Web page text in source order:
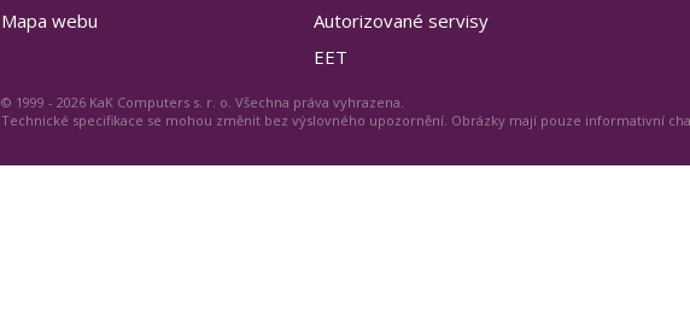
Mapa webu
Autorizované servisy
EET
© 1999 - 2026 KaK Computers s. r. o. Všechna práva vyhrazena.
Technické specifikace se mohou změnit bez výslovného upozornění. Obrázky mají pouze informativní